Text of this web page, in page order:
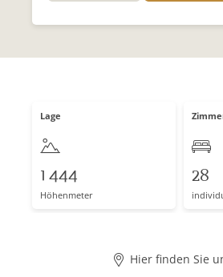
Lage
1 444
Höhenmeter
28
Hier finden Sie